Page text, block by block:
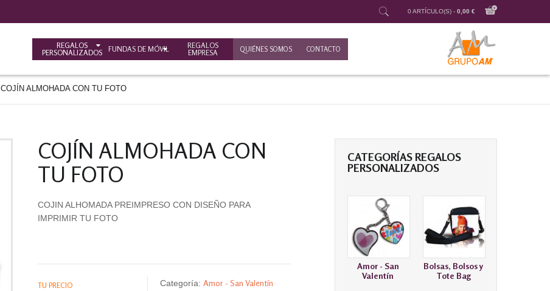
0 ARTÍCULO(S) - 0,00 €
REGALOS
PERSONALIZADOS
FUNDAS DE MÓVIL
REGALOS
EMPRESA
QUIÉNES SOMOS CONTACTO
COJÍN ALMOHADA CON TU FOTO
COJÍN ALMOHADA CON
TU FOTO
COJIN ALHOMADA PREIMPRESO CON DISEÑO PARA
IMPRIMIR TU FOTO
TU PRECIO Categoría: Amor - San Valentín
CATEGORÍAS REGALOS
PERSONALIZADOS
Amor - San
Valentín
Bolsas, Bolsos y
Tote Bag